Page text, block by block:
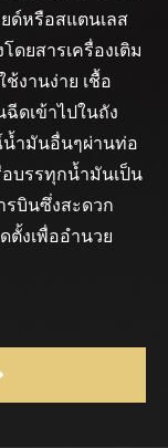
ด์หรือสแตนเลส
ยสารเครื่องเติม
งานง่าย เชื้อ
ดเข้าไปในถัง
น้ำมันอื่นๆผ่านท่อ
บรรทุกน้ำมันเป็น
รบินซึ่งสะดวก
งเพื่ออำนวย